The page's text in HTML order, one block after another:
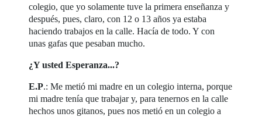
colegio, que yo solamente tuve la primera enseñanza y
después, pues, claro, con 12 o 13 años ya estaba
haciendo trabajos en la calle. Hacía de todo. Y con
unas gafas que pesaban mucho.
¿Y usted Esperanza...?
E.P.: Me metió mi madre en un colegio interna, porque
mi madre tenía que trabajar y, para tenernos en la calle
hechos unos gitanos, pues nos metió en un colegio a